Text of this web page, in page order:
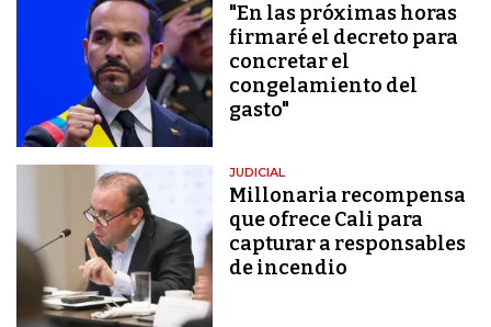
"En las próximas horas
firmaré el decreto para
concretar el
congelamiento del
gasto"
JUDICIAL
Millonaria recompensa
que ofrece Cali para
capturar a responsables
de incendio